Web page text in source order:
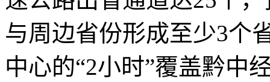
与周边省份形成至少3个
中心的“2小时”覆盖黔中